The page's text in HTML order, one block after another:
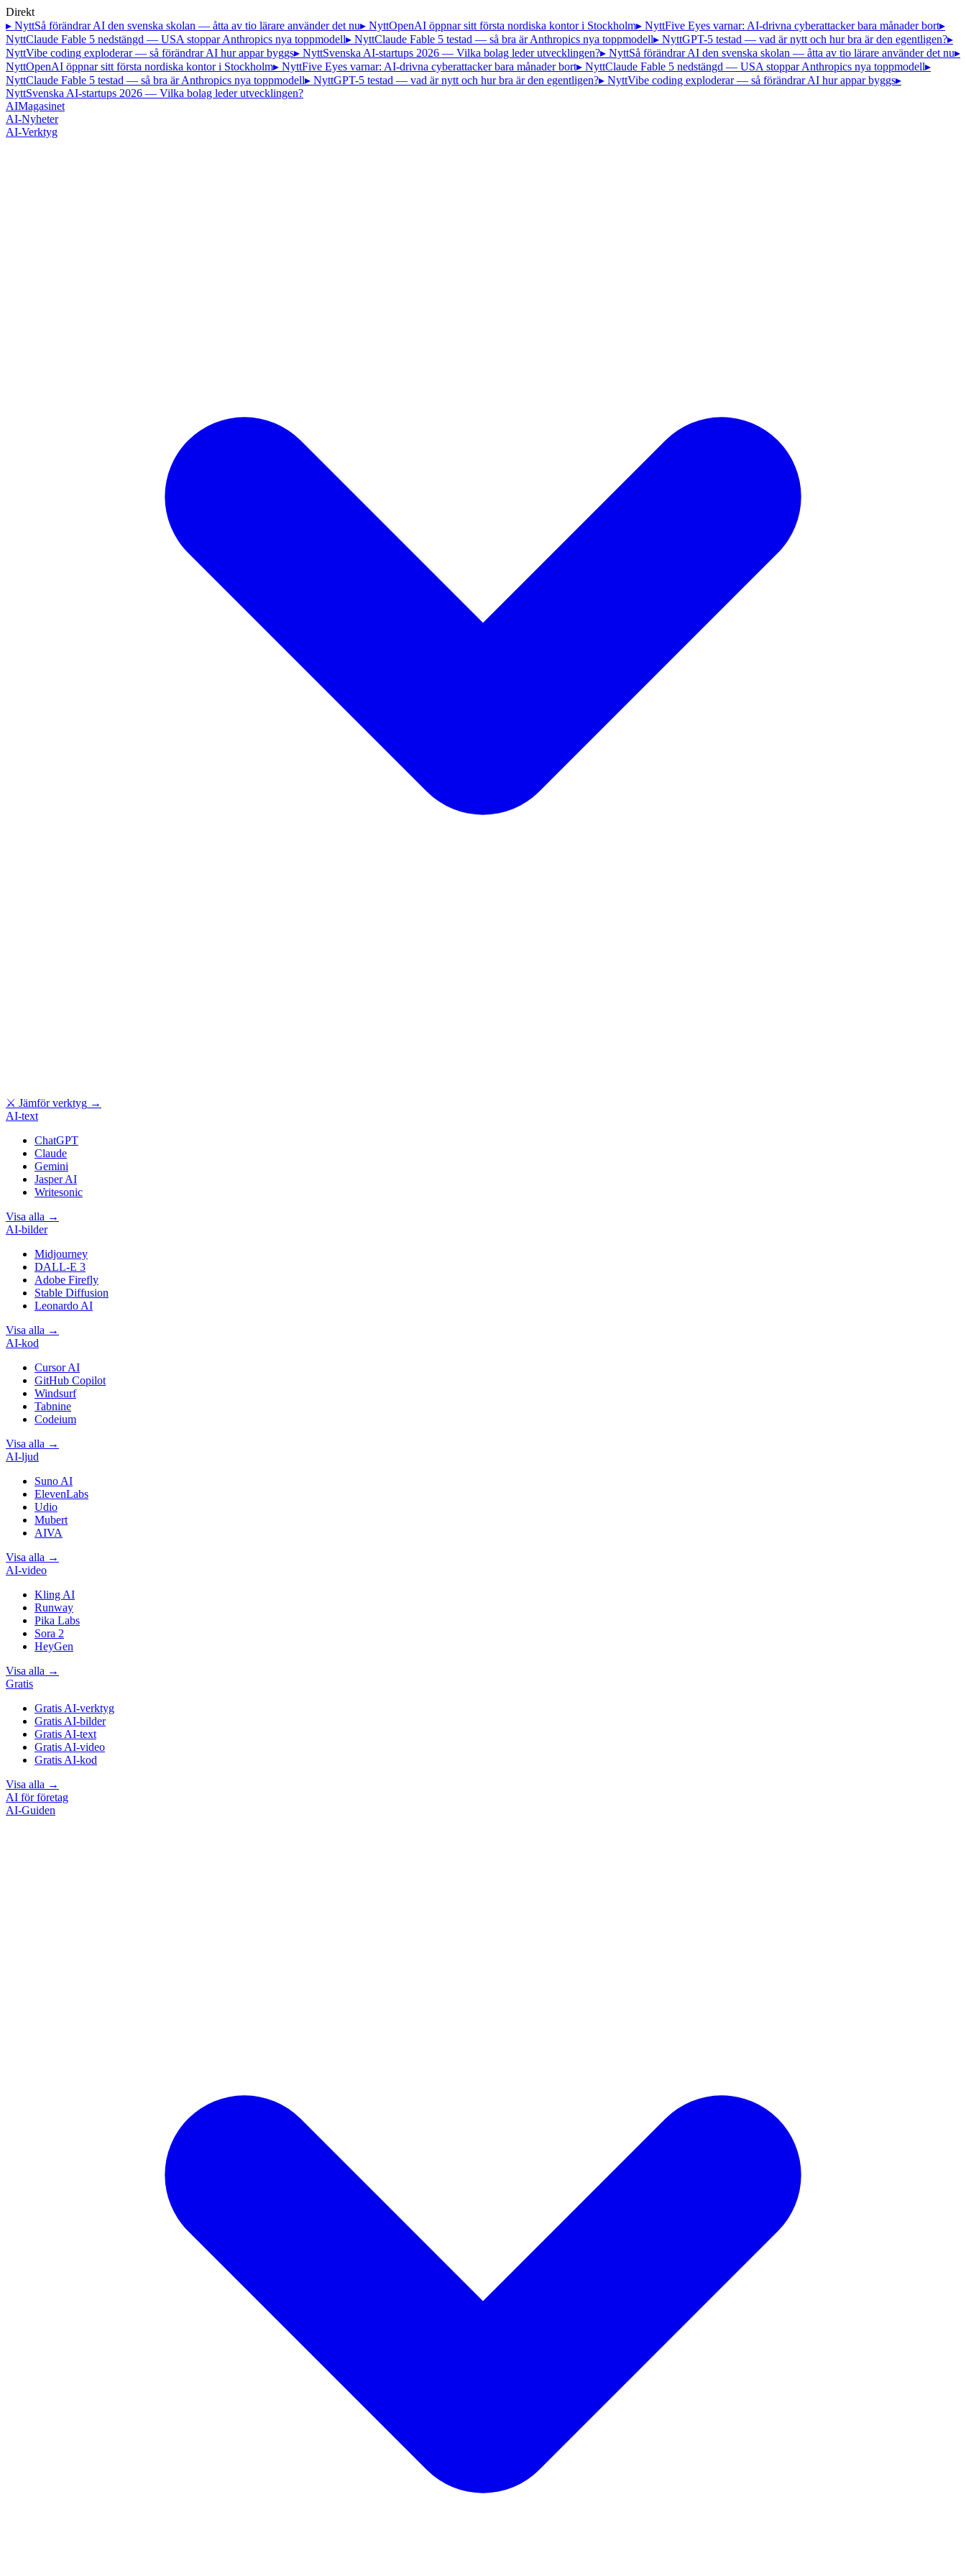
Direkt
▸ NyttSå förändrar AI den svenska skolan — åtta av tio lärare använder det nu▸ NyttOpenAI öppnar sitt första nordiska kontor i Stockholm▸ NyttFive Eyes varnar: AI-drivna cyberattacker bara månader bort▸
NyttClaude Fable 5 nedstängd — USA stoppar Anthropics nya toppmodell▸ NyttClaude Fable 5 testad — så bra är Anthropics nya toppmodell▸ NyttGPT-5 testad — vad är nytt och hur bra är den egentligen?▸
NyttVibe coding exploderar — så förändrar AI hur appar byggs▸ NyttSvenska AI-startups 2026 — Vilka bolag leder utvecklingen?▸ NyttSå förändrar AI den svenska skolan — åtta av tio lärare använder det nu▸
NyttOpenAI öppnar sitt första nordiska kontor i Stockholm▸ NyttFive Eyes varnar: AI-drivna cyberattacker bara månader bort▸ NyttClaude Fable 5 nedstängd — USA stoppar Anthropics nya toppmodell▸
NyttClaude Fable 5 testad — så bra är Anthropics nya toppmodell▸ NyttGPT-5 testad — vad är nytt och hur bra är den egentligen?▸ NyttVibe coding exploderar — så förändrar AI hur appar byggs▸
NyttSvenska AI-startups 2026 — Vilka bolag leder utvecklingen?
AIMagasinet
AI-Nyheter
AI-Verktyg
⚔ Jämför verktyg →
AI-text
ChatGPT
Claude
Gemini
Jasper AI
Writesonic
Visa alla →
AI-bilder
Midjourney
DALL-E 3
Adobe Firefly
Stable Diffusion
Leonardo AI
Visa alla →
AI-kod
Cursor AI
GitHub Copilot
Windsurf
Tabnine
Codeium
Visa alla →
AI-ljud
Suno AI
ElevenLabs
Udio
Mubert
AIVA
Visa alla →
AI-video
Kling AI
Runway
Pika Labs
Sora 2
HeyGen
Visa alla →
Gratis
Gratis AI-verktyg
Gratis AI-bilder
Gratis AI-text
Gratis AI-video
Gratis AI-kod
Visa alla →
AI för företag
AI-Guiden